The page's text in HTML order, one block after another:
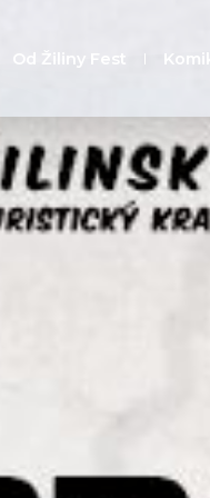
Od Žiliny Fest